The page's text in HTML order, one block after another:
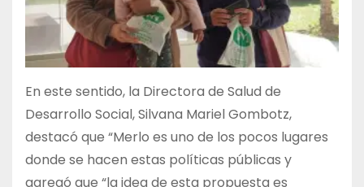
En este sentido, la Directora de Salud de
Desarrollo Social, Silvana Mariel Gombotz,
destacó que “Merlo es uno de los pocos lugares
donde se hacen estas políticas públicas y
agregó que “la idea de esta propuesta es